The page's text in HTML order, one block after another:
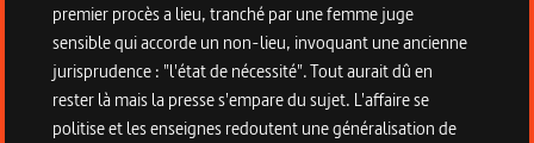
premier procès a lieu, tranché par une femme juge
sensible qui accorde un non-lieu, invoquant une ancienne
jurisprudence : "l'état de nécessité". Tout aurait dû en
rester là mais la presse s'empare du sujet. L'affaire se
politise et les enseignes redoutent une généralisation de